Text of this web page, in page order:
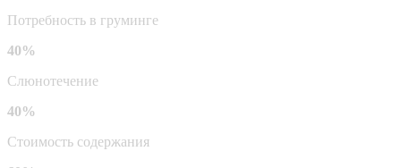
Потребность в груминге
40%
Слюнотечение
40%
Стоимость содержания